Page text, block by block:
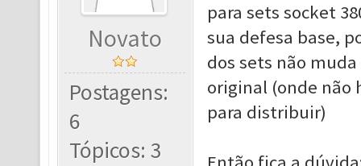
Novato
Postagens:
6
Tópicos: 3
para sets socket
sua defesa base,
dos sets não
original (onde não
para distribuir)